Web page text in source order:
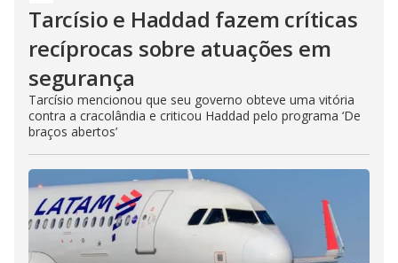
Tarcísio e Haddad fazem críticas
recíprocas sobre atuações em
segurança
Tarcísio mencionou que seu governo obteve uma vitória
contra a cracolândia e criticou Haddad pelo programa ‘De
braços abertos’